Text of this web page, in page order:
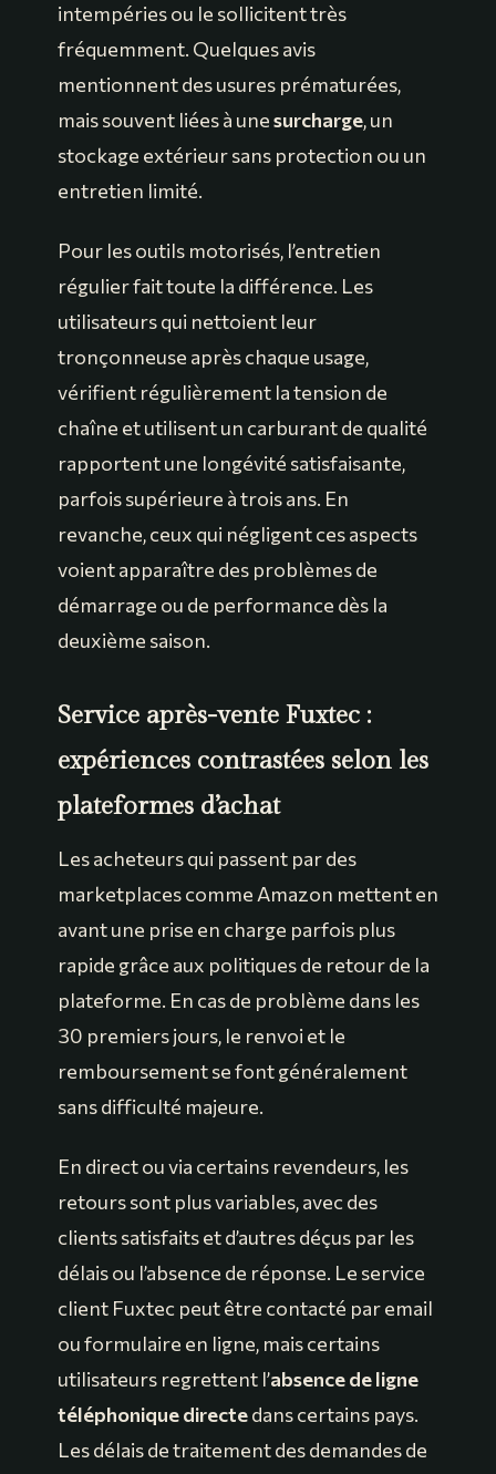
intempéries ou le sollicitent très
fréquemment. Quelques avis
mentionnent des usures prématurées,
mais souvent liées à unesurcharge, un
stockage extérieur sans protection ou un
entretien limité.
Pour les outils motorisés, l’entretien
régulier fait toute la différence. Les
utilisateurs qui nettoient leur
tronçonneuse après chaque usage,
vérifient régulièrement la tension de
chaîne et utilisent un carburant de qualité
rapportent une longévité satisfaisante,
parfois supérieure à trois ans. En
revanche, ceux qui négligent ces aspects
voient apparaître des problèmes de
démarrage ou de performance dès la
deuxième saison.
Service après-vente Fuxtec :
expériences contrastées selon les
plateformes d’achat
Les acheteurs qui passent par des
marketplaces comme Amazon mettent en
avant une prise en charge parfois plus
rapide grâce aux politiques de retour de la
plateforme. En cas de problème dans les
30 premiers jours, le renvoi et le
remboursement se font généralement
sans difficulté majeure.
En direct ou via certains revendeurs, les
retours sont plus variables, avec des
clients satisfaits et d’autres déçus par les
délais ou l’absence de réponse. Le service
client Fuxtec peut être contacté par email
ou formulaire en ligne, mais certains
utilisateurs regrettent l’absence de ligne
téléphonique directedans certains pays.
Les délais de traitement des demandes de